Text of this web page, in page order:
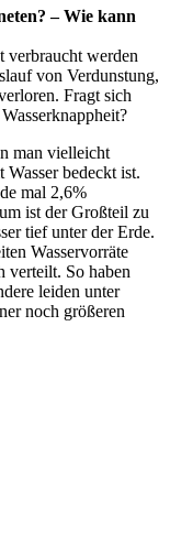
– Wie kann
verbraucht werden
von Verdunstung,
Fragt sich
man vielleicht
bedeckt ist.
mal 2,6%
ist der Großteil zu
tief unter der Erde.
Wasservorräte
verteilt. So haben
leiden unter
noch größeren